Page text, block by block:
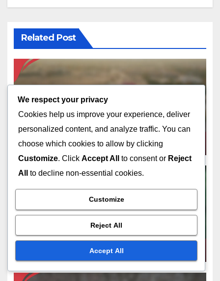
Related Post
DOMARENS RIKTLINJER
Domarprotokoll: Hantering av
tvister, Spelarinteraktioner,
Spelhantering
FEB 11, 2026 NOLAN PRESCOTT
Domarens kommunikation:
Signaltekniker, Verbala
ledtrådar, Spelarinteraktion
We respect your privacy
Cookies help us improve your experience, deliver
personalized content, and analyze traffic. You can
choose which cookies to allow by clicking
Customize. Click Accept All to consent or Reject
All
to decline non-essential cookies.
Customize
Reject All
Accept All